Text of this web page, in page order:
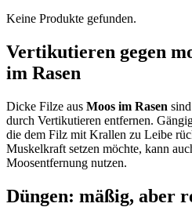
Keine Produkte gefunden.
Vertikutieren gegen
im Rasen
Dicke Filze aus Moos im Rasen
durch Vertikutieren entfernen.
die dem Filz mit Krallen zu Leibe
Muskelkraft setzen möchte, kann
Moosentfernung nutzen.
Düngen: mäßig, aber